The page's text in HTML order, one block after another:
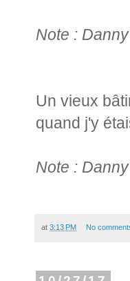
Note :
Un vieux
quand j'y
Note :
at 3:13 PM No